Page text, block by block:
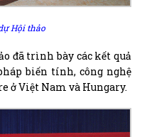
Hội thảo
đã trình bày các kết quả
biến tính, công nghệ
ở Việt Nam và Hungary.